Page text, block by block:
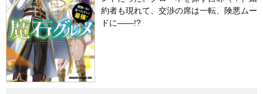
約者も現れて、交渉の席は一転、険悪ムー
ドに――!?